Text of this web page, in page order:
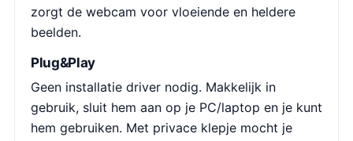
zorgt de webcam voor vloeiende en heldere
beelden.
Plug&Play
Geen installatie driver nodig. Makkelijk in
gebruik, sluit hem aan op je PC/laptop en je kunt
hem gebruiken. Met privace klepje mocht je